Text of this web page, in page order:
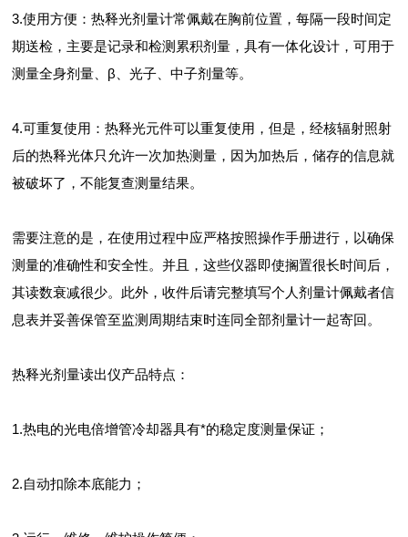
3.使用方便：热释光剂量计常佩戴在胸前位置，每隔一段时间定
期送检，主要是记录和检测累积剂量，具有一体化设计，可用于
测量全身剂量、β、光子、中子剂量等。
4.可重复使用：热释光元件可以重复使用，但是，经核辐射照射
后的热释光体只允许一次加热测量，因为加热后，储存的信息就
被破坏了，不能复查测量结果。
需要注意的是，在使用过程中应严格按照操作手册进行，以确保
测量的准确性和安全性。并且，这些仪器即使搁置很长时间后，
其读数衰减很少。此外，收件后请完整填写个人剂量计佩戴者信
息表并妥善保管至监测周期结束时连同全部剂量计一起寄回。
热释光剂量读出仪产品特点：
1.热电的光电倍增管冷却器具有*的稳定度测量保证；
2.自动扣除本底能力；